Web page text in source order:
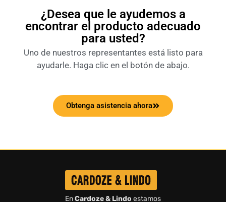
¿Desea que le ayudemos a
encontrar el producto adecuado
para usted?
Uno de nuestros representantes está listo para
ayudarle. Haga clic en el botón de abajo.
Obtenga asistencia ahora
EnCardoze & Lindo estamos